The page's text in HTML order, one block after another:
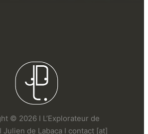
© 2026 I L’Explorateur de
Julien de Labaca I contact [at]